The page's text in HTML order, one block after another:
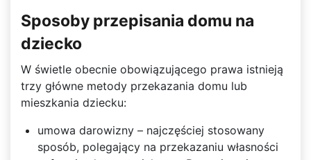
Sposoby przepisania domu na
dziecko
W świetle obecnie obowiązującego prawa istnieją
trzy główne metody przekazania domu lub
mieszkania dziecku:
umowa darowizny – najczęściej stosowany
sposób, polegający na przekazaniu własności